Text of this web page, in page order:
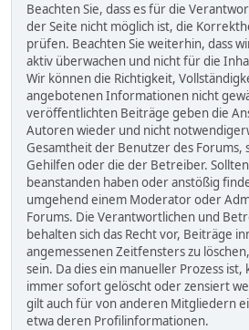
Beachten Sie, dass es für die
der Seite nicht möglich ist, die
prüfen. Beachten Sie weiterhin, dass
aktiv überwachen und nicht für die
Wir können die Richtigkeit,
angebotenen Informationen nicht
veröffentlichten Beiträge geben die
Autoren wieder und nicht
Gesamtheit der Benutzer des Forums,
Gehilfen oder die der Betreiber.
beanstanden haben oder anstößig
umgehend einem Moderator oder
Forums. Die Verantwortlichen und
behalten sich das Recht vor, Beiträge
angemessenen Zeitfensters zu
sein. Da dies ein manueller Prozess
immer sofort gelöscht oder zensiert
gilt auch für von anderen Mitgliedern
etwa deren Profilinformationen.